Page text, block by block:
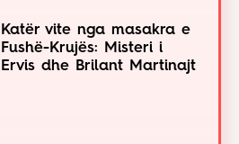
Katër vite nga masakra e
Fushë-Krujës: Misteri i
Ervis dhe Brilant Martinajt